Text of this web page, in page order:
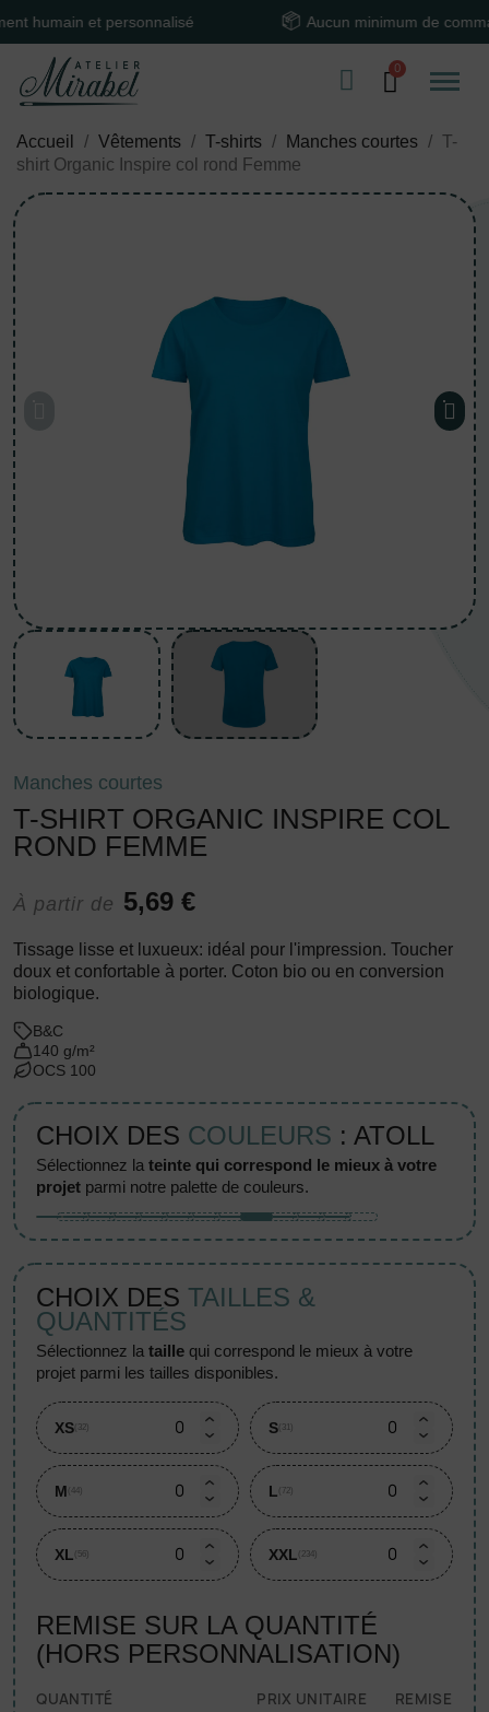
et personnalisé Aucun minimum de commande
Accueil Vêtements T-shirts Manches courtes
T-
shirt Organic Inspire col rond Femme
Manches courtes
T-SHIRT ORGANIC INSPIRE COL
ROND FEMME
À partir de 5,69 €
Tissage lisse et luxueux: idéal pour l'impression. Toucher
doux et confortable à porter. Coton bio ou en conversion
biologique.
B&C
140 g/m²
OCS 100
CHOIX DES COULEURS : ATOLL
sélectionnez lateinte qui correspond le mieux à votre
projet parmi notre palette de couleurs.
CHOIX DES TAILLES &
QUANTITÉS
sélectionnez lataille qui correspond le mieux à votre
projet parmi les tailles disponibles.
XS (32) S (31)
M (44) L (72)
XL (56) XXL (234)
REMISE SUR LA QUANTITÉ
(HORS PERSONNALISATION)
QUANTITÉ PRIX UNITAIRE REMISE